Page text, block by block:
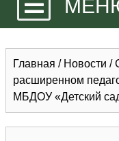
Главная / Новости /
расширенном
МБДОУ «Детский